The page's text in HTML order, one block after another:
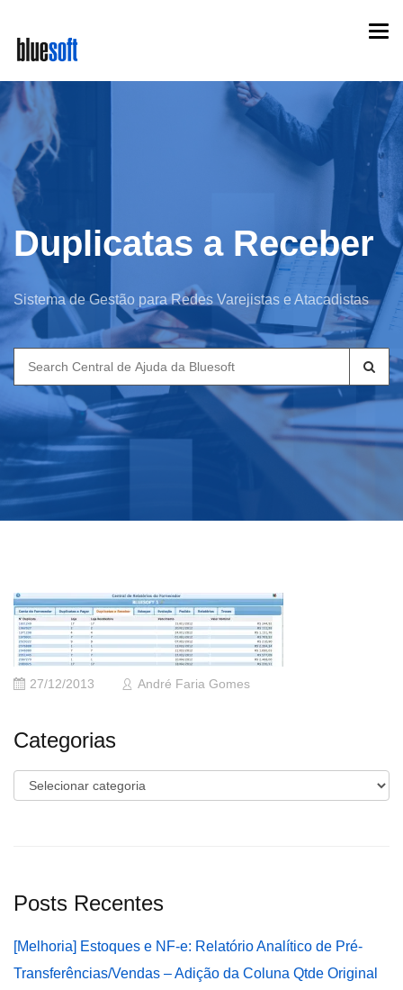
main
content
Duplicatas a Receber
Sistema de Gestão para Redes Varejistas e Atacadistas
Search
for:
27/12/2013 André Faria Gomes
Categorias
Categorias
Posts Recentes
[Melhoria] Estoques e NF-e: Relatório Analítico de Pré-
Transferências/Vendas – Adição da Coluna Qtde Original